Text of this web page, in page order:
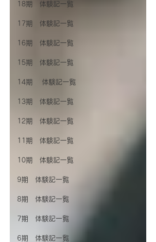
18期 体験記一覧
17期 体験記一覧
16期 体験記一覧
15期 体験記一覧
14期 体験記一覧
13期 体験記一覧
12期 体験記一覧
11期 体験記一覧
10期 体験記一覧
9期 体験記一覧
8期 体験記一覧
7期 体験記一覧
6期 体験記一覧